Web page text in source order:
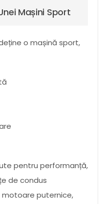
Mașini Sport
o mașină sport,
pentru performanță,
de condus
motoare puternice,